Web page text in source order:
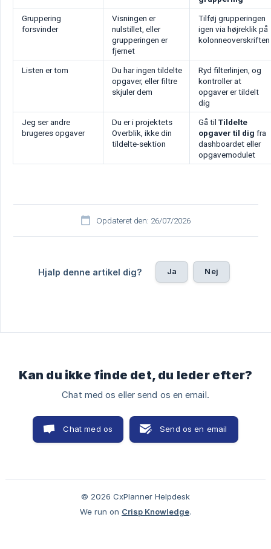
Gruppering
forsvinder
Visningen er
nulstillet, eller
grupperingen er
fjernet
Tilføj grupperingen
igen via højreklik på
kolonneoverskriften
Listen er tom
Du har ingen tildelte
opgaver, eller filtre
skjuler dem
Ryd filterlinjen, og
kontroller at
opgaver er tildelt
dig
Jeg ser andre
brugeres opgaver
Du er i projektets
Overblik, ikke din
tildelte-sektion
Gå til Tildelte
opgaver til dig fra
dashboardet eller
opgavemodulet
Opdateret den: 26/07/2026
Hjalp denne artikel dig? Ja Nej
Kan du ikke finde det, du leder efter?
Chat med os eller send os en email.
Chat med os Send os en email
© 2026 CxPlanner Helpdesk
We run on Crisp Knowledge.